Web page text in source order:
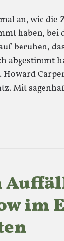
an, wie die
haben, bei
beruhen,
abgestimmt
Howard
Mit
im